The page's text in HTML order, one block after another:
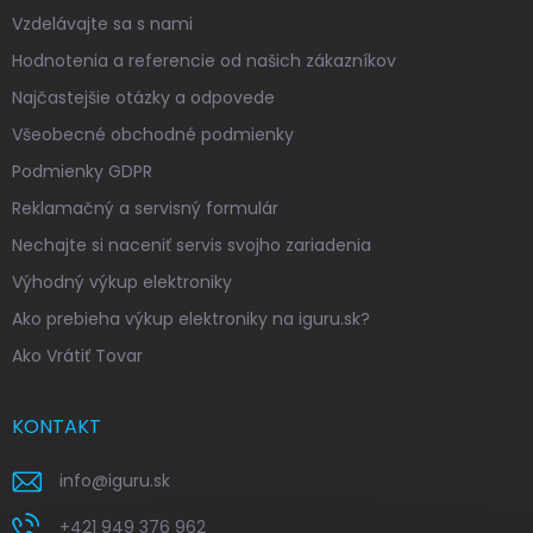
Vzdelávajte sa s nami
Hodnotenia a referencie od našich zákazníkov
Najčastejšie otázky a odpovede
Všeobecné obchodné podmienky
Podmienky GDPR
Reklamačný a servisný formulár
Nechajte si naceniť servis svojho zariadenia
Výhodný výkup elektroniky
Ako prebieha výkup elektroniky na iguru.sk?
Ako Vrátiť Tovar
KONTAKT
info@iguru.sk
+421 949 376 962